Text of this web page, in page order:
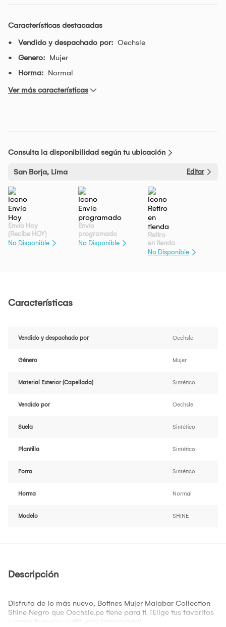
Características destacadas
Vendido y despachado por: Oechsle
Genero: Mujer
Horma: Normal
Ver más características
Consulta la disponibilidad según tu ubicación
San Borja, Lima Editar
Envío Hoy
(Recibe HOY)
No Disponible
Envío
programado
No Disponible
Retiro
en tienda
No Disponible
Características
Vendido y despachado por Oechsle
Género Mujer
Material Exterior (Capellada) Sintético
Vendido por Oechsle
Suela Sintético
Plantilla Sintético
Forro Sintético
Horma Normal
Modelo SHINE
Descripción
Disfruta de lo más nuevo, Botines Mujer Malabar Collection
Shine Negro que Oechsle.pe tiene para ti. ¡Elige tus favoritos
y arma tu mejor outfit esta temporada!